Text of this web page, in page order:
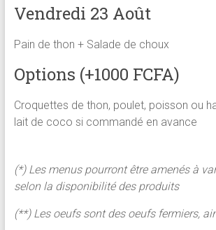
Vendredi 23 Août
Pain de thon + Salade de choux
Options (+1000 FCFA)
Croquettes de thon, poulet, poisson ou
lait de coco si commandé en avance
(*) Les menus pourront être amenés à
selon la disponibilité des produits
(**) Les oeufs sont des oeufs fermiers,